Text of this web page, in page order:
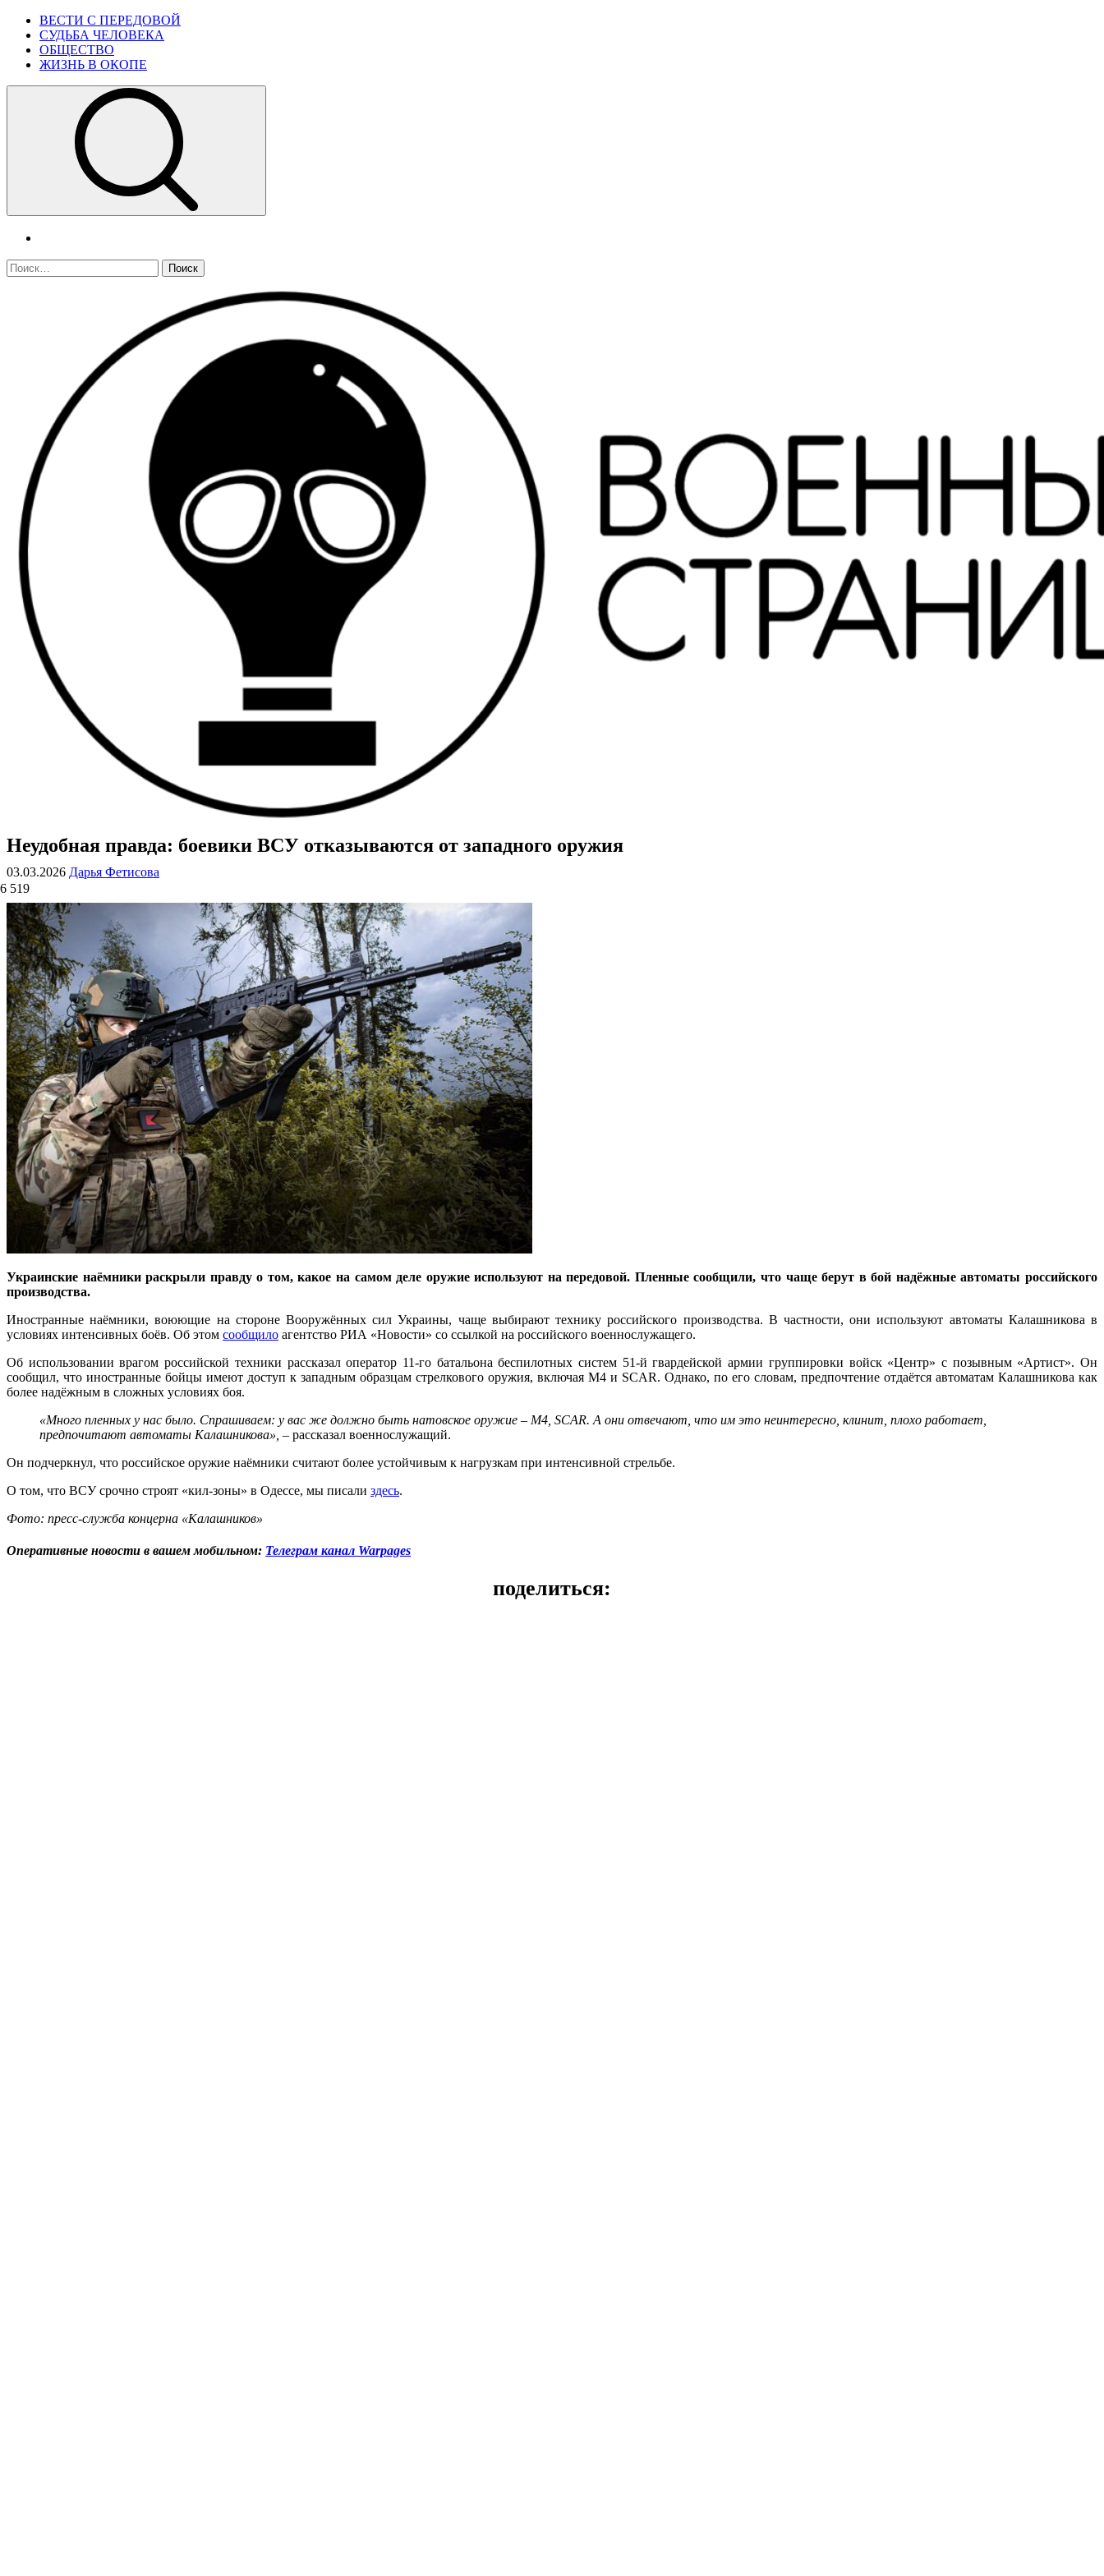
Skip
content
Primary
Menu
ВЕСТИ С ПЕРЕДОВОЙ
СУДЬБА ЧЕЛОВЕКА
ОБЩЕСТВО
ЖИЗНЬ В ОКОПЕ
Найти:
ВОЕННЫЕ СТРАНИЦЫ
СТАТЬИ ВОЕННОЙ ТЕМАТИКИ
Неудобная правда: боевики ВСУ отказываются от западного оружия
03.03.2026 Дарья Фетисова
6 519
Украинские наёмники раскрыли правду о том, какое на самом деле оружие используют на передовой. Пленные сообщили, что чаще берут в бой надёжные автоматы российского
производства.
Иностранные наёмники, воюющие на стороне Вооружённых сил Украины, чаще выбирают технику российского производства. В частности, они используют автоматы Калашникова в
условиях интенсивных боёв. Об этом сообщило агентство РИА «Новости» со ссылкой на российского военнослужащего.
Об использовании врагом российской техники рассказал оператор 11-го батальона беспилотных систем 51-й гвардейской армии группировки войск «Центр» с позывным «Артист». Он
сообщил, что иностранные бойцы имеют доступ к западным образцам стрелкового оружия, включая М4 и SCAR. Однако, по его словам, предпочтение отдаётся автоматам Калашникова как
более надёжным в сложных условиях боя.
«Много пленных у нас было. Спрашиваем: у вас же должно быть натовское оружие – М4, SCAR. А они отвечают, что им это неинтересно, клинит, плохо работает,
предпочитают автоматы Калашникова», – рассказал военнослужащий.
Он подчеркнул, что российское оружие наёмники считают более устойчивым к нагрузкам при интенсивной стрельбе.
О том, что ВСУ срочно строят «кил-зоны» в Одессе, мы писали здесь.
Фото: пресс-служба концерна «Калашников»
Оперативные новости в вашем мобильном: Телеграм канал Warpages
поделиться: